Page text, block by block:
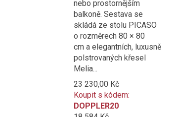
nebo prostornějším
balkoně. Sestava se
skládá ze stolu PICASO
o rozměrech 80 × 80
cm a elegantních, luxusně
polstrovaných křesel
Melia...
23 230,00 Kč
Koupit s kódem:
DOPPLER20